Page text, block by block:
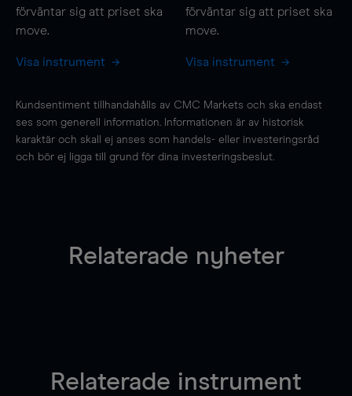
förväntar sig att priset ska
move.
Visa instrument
förväntar sig att priset ska
move.
Visa instrument
Kundsentiment tillhandahålls av CMC Markets och ska endast
ses som generell information. Informationen är av historisk
karaktär och skall ej anses som handels- eller investeringsråd
och bör ej ligga till grund för dina investeringsbeslut.
Relaterade nyheter
Relaterade instrument